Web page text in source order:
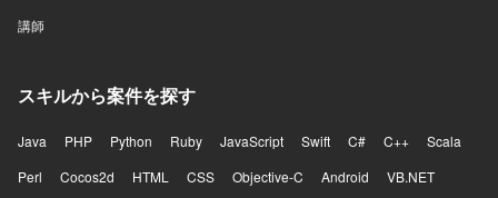
講師
スキルから案件を探す
Java PHP Python Ruby JavaScript Swift C# C++
Scala
Perl
Cocos2d HTML CSS Objective-C Android
VB.NET